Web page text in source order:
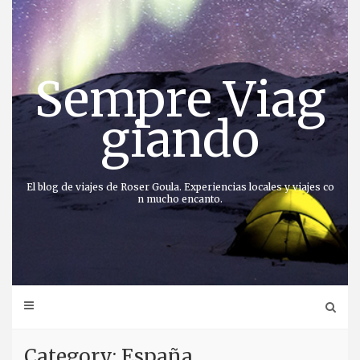
Saltar
contenido
Sempre Viag
giando
El blog de viajes de Roser Goula. Experiencias locales y viajes co
n mucho encanto.